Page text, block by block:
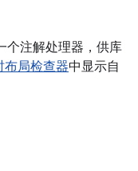
个注解处理器，供库
布局检查器中显示自